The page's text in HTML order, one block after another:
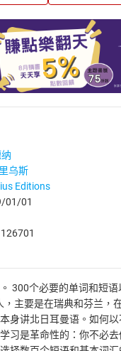
乌斯
Editions
01/01
300个必要的单词和短语
，主要是在瑞典和芬兰，
身讲北日耳曼语。如何
习是革命性的：你不必